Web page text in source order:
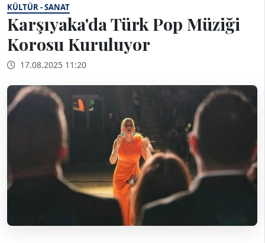
KÜLTÜR - SANAT
Karşıyaka'da Türk Pop Müziği
Korosu Kuruluyor
17.08.2025 11:20